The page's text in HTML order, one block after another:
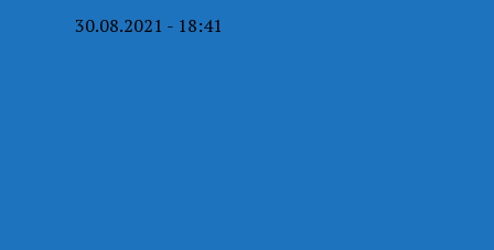
30.08.2021 - 18:41